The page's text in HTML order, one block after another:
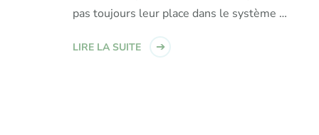
pas toujours leur place dans le système …
LIRE LA SUITE